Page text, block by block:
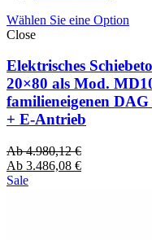
Wählen Sie eine Option
Close
Elektrisches
20×80 als Mod.
familieneigenen
+ E-Antrieb
Ab4.980,12€
Ab 3.486,08 €
Sale